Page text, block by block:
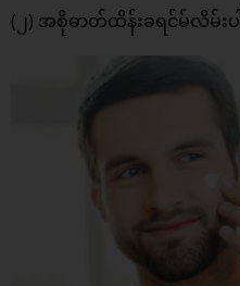
(၂) အစိုဓာတ်ထိန်းခရင်မ်လိမ်းပါ